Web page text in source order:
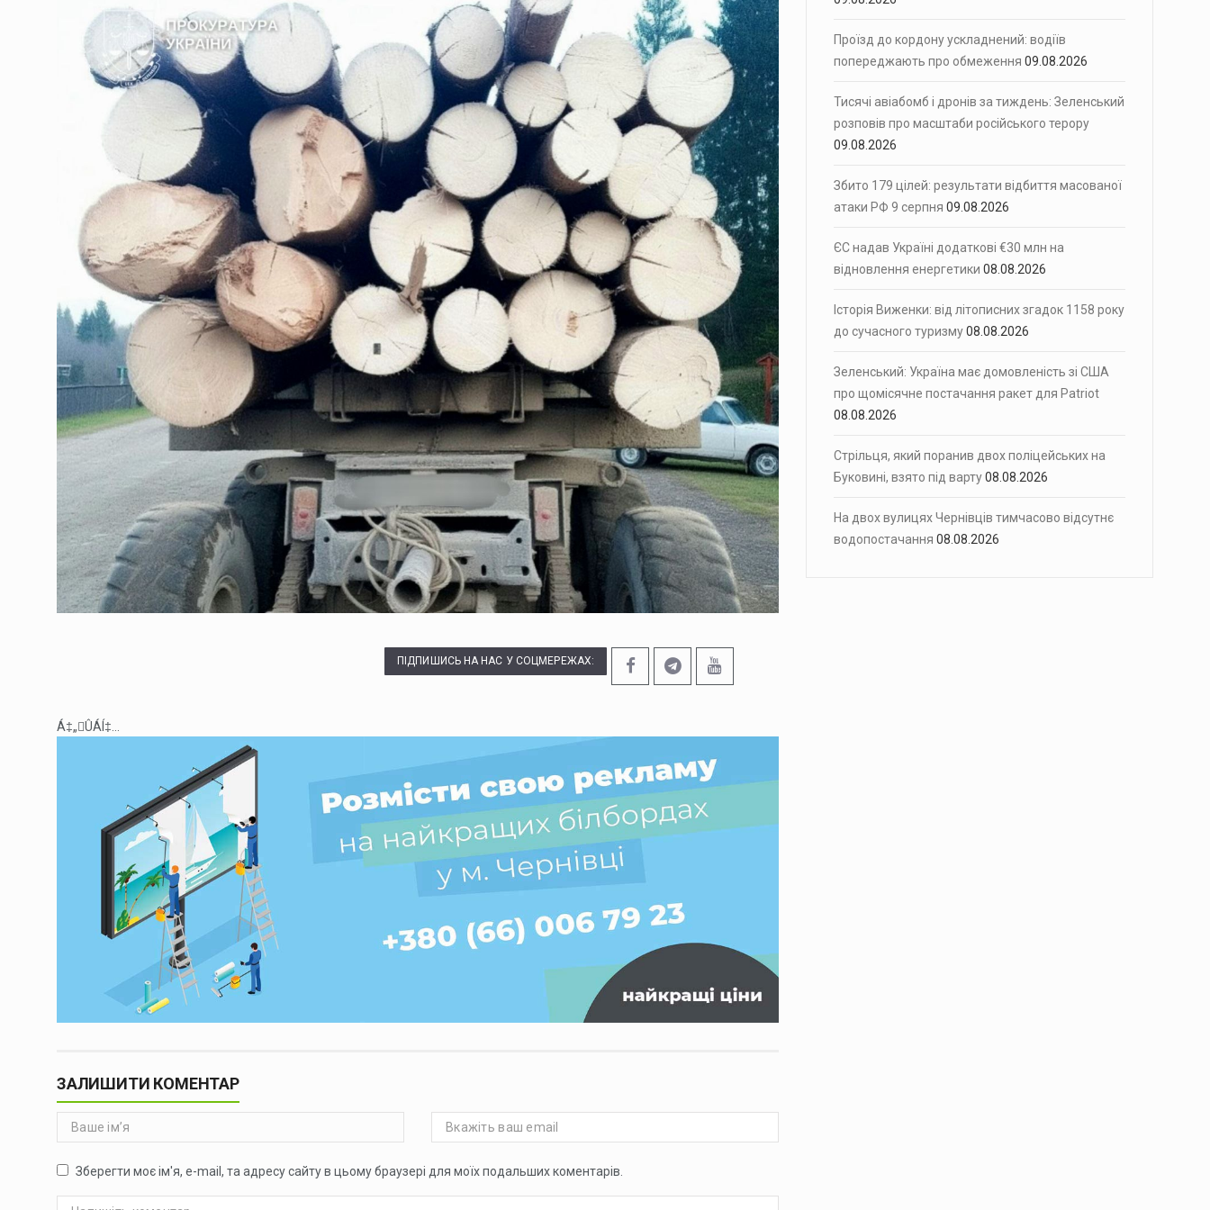
09.08.2026 | 11:45 Фінляндія готується до атак РФ за допомогою захоплених українських дронів
09.08.2026 | 11:45 Сили оборони вдарили по комплексах С-400 та "Панцир" у Краснодарському краї У ніч на 9 серпня…
09.08.2026 | 11:45 У Чернівецькій області зафіксували землетрус На території Чернівецької області 8…
ПІДПИШИСЬ НА НАС У СОЦМЕРЕЖАХ:
Á‡„ÛÁÍ‡...
ЗАЛИШИТИ КОМЕНТАР
Зберегти моє ім'я, e-mail, та адресу сайту в цьому браузері для моїх подальших коментарів.
Проїзд до кордону ускладнений: водіїв
попереджають про обмеження 09.08.2026
Тисячі авіабомб і дронів за тиждень: Зеленський
розповів про масштаби російського терору
09.08.2026
Збито 179 цілей: результати відбиття масованої
атаки РФ 9 серпня 09.08.2026
ЄС надав Україні додаткові €30 млн на
відновлення енергетики 08.08.2026
Історія Виженки: від літописних згадок 1158 року
до сучасного туризму08.08.2026
Зеленський: Україна має домовленість зі США
про щомісячне постачання ракет для Patriot
08.08.2026
Стрільця, який поранив двох поліцейських на
Буковині, взято під варту08.08.2026
На двох вулицях Чернівців тимчасово відсутнє
водопостачання 08.08.2026